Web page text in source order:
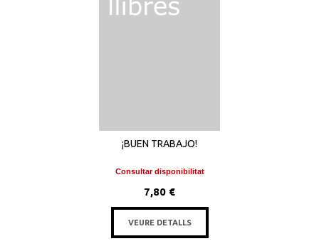
¡BUEN TRABAJO!
Consultar disponibilitat
7,80 €
VEURE DETALLS